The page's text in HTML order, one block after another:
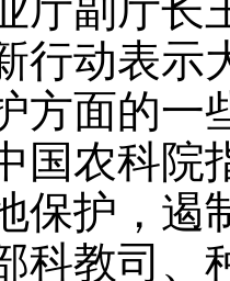
厅副厅长
行动表示
方面的一
国农科院
保护，遏
科教司、